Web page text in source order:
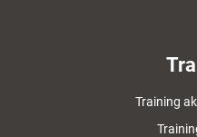
Training